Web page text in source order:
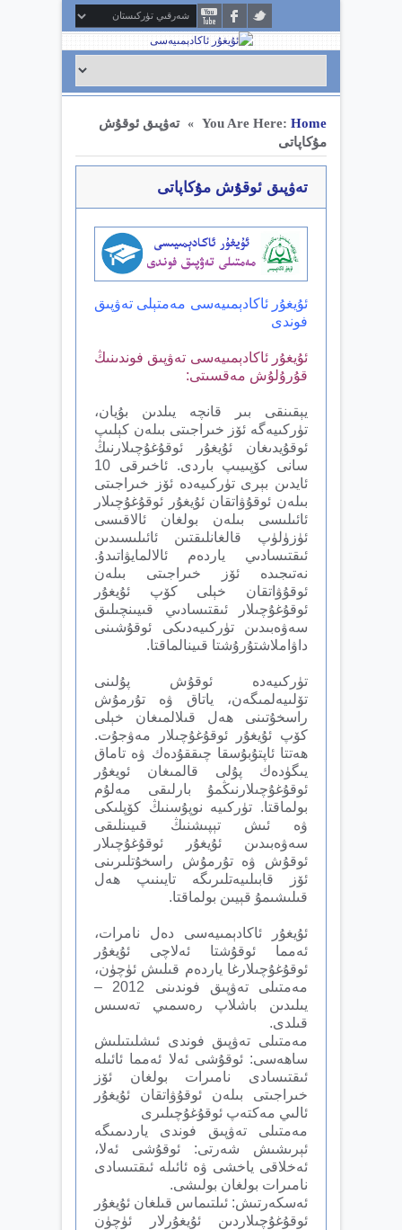
You Are Here: Home
» تەۋپىق ئوقۇش
مۇكاپاتى
تەۋپىق ئوقۇش مۇكاپاتى
ئۇيغۇر ئاكادېمىيەسى مەمتېلى تەۋپىق
فوندى
ئۇيغۇر ئاكادېمىيەسى تەۋپىق فوندىنىڭ
قۇرۇلۇش مەقسىتى:
يېقىنقى بىر قانچە يىلدىن بۇيان،
تۈركىيەگە ئۆز خىراجىتى بىلەن كېلىپ
ئوقۇيدىغان ئۇيغۇر ئوقۇغۇچىلارنىڭ
سانى كۆپىيىپ باردى. ئاخىرقى 10
ئايدىن بېرى تۈركىيەدە ئۆز خىراجىتى
بىلەن ئوقۇۋاتقان ئۇيغۇر ئوقۇغۇچىلار
ئائىلىسى بىلەن بولغان ئالاقىسى
ئۈزۈلۈپ قالغانلىقتىن ئائىلىسىدىن
ئىقتىسادىي ياردەم ئالالمايۋاتىدۇ.
نەتىجىدە ئۆز خىراجىتى بىلەن
ئوقۇۋاتقان خېلى كۆپ ئۇيغۇر
ئوقۇغۇچىلار ئىقتىسادىي قىيىنچىلىق
سەۋەبىدىن تۈركىيەدىكى ئوقۇشىنى
داۋاملاشتۇرۇشتا قىينالماقتا.
تۈركىيەدە ئوقۇش پۇلىنى
تۆلىيەلمىگەن، ياتاق ۋە تۇرمۇش
راسخۇتىنى ھەل قىلالمىغان خېلى
كۆپ ئۇيغۇر ئوقۇغۇچىلار مەۋجۇت.
ھەتتا ئاپتۇبۇسقا چىققۇدەك ۋە تاماق
يىگۈدەك پۇلى قالمىغان ئويغۇر
ئوقۇغۇچىلارنىڭمۇ بارلىقى مەلۇم
بولماقتا. تۈركىيە نوپۇسنىڭ كۆپلىكى
ۋە ئىش تېپىشنىڭ قىيىنلىقى
سەۋەبىدىن ئۇيغۇر ئوقۇغۇچىلار
ئوقۇش ۋە تۇرمۇش راسخۇتلىرىنى
ئۆز قابىلىيەتلىرىگە تايىنىپ ھەل
قىلىشىمۇ قېيىن بولماقتا.
ئۇيغۇر ئاكادېمىيەسى دەل نامرات،
ئەمما ئوقۇشتا ئەلاچى ئۇيغۇر
ئوقۇغۇچىلارغا ياردەم قىلىش ئۈچۈن،
مەمتىلى تەۋپىق فوندىنى 2012 –
يىلىدىن باشلاپ رەسمىي تەسىس
قىلدى.
مەمتىلى تەۋپىق فوندى ئىشلىتىلىش
ساھەسى: ئوقۇشى ئەلا ئەمما ئائىلە
ئىقتىسادى نامىرات بولغان ئۆز
خىراجىتى بىلەن ئوقۇۋاتقان ئۇيغۇر
ئالىي مەكتەپ ئوقۇغۇچىلىرى
مەمتىلى تەۋپىق فوندى ياردىمىگە
ئېرىشىش شەرتى: ئوقۇشى ئەلا،
ئەخلاقى ياخشى ۋە ئائىلە ئىقتىسادى
نامىرات بولغان بولىشى.
ئەسكەرتىش: ئىلتىماس قىلغان ئۇيغۇر
ئوقۇغۇچىلاردىن ئۇيغۇرلار ئۈچۈن